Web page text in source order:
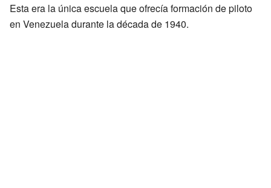
Esta era la única escuela que ofrecía formación de piloto
en Venezuela durante la década de 1940.